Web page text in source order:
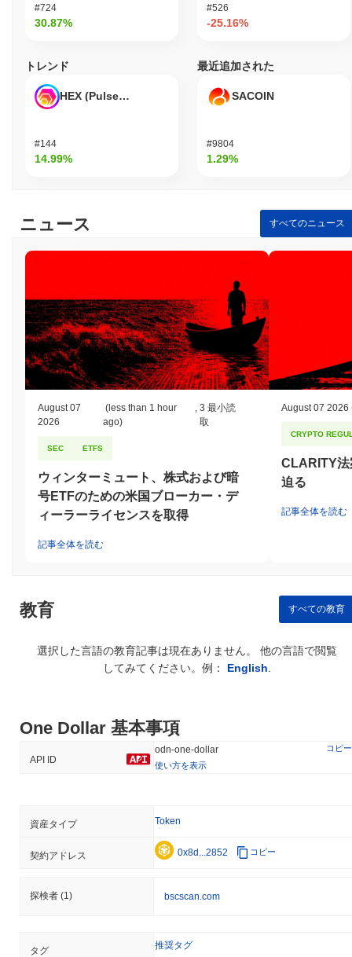
#724
30.87%
#526
-25.16%
トレンド
HEX (Pulsechain)
#144
14.99%
最近追加された
SACOIN
#9804
1.29%
ニュース すべてのニュース
August 07
2026
(less than 1 hour
ago)
,3 最小読
取
SEC ETFS
ウィンターミュート、株式および暗
号ETFのための米国ブローカー・デ
ィーラーライセンスを取得
記事全体を読む
August 07 2026
CRYPTO
CLARITY法
迫る
記事全体を読む
教育 すべての教育
選択した言語の教育記事は現在ありません。 他の言語で閲覧
してみてください。例： English
One Dollar 基本事項
API ID
odn-one-dollar
コピー
使い方を表示
資産タイプ Token
契約アドレス 0x8d...2852 コピー
探検者 (1) bscscan.com
タグ 推奨タグ